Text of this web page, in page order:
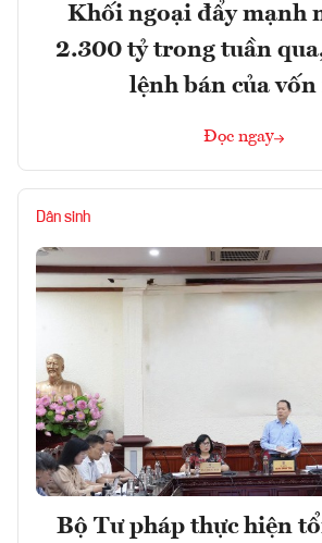
Khối ngoại đẩy mạnh
2.300 tỷ trong tuần
lệnh bán của
Đọc ngay
Dân sinh
Bộ Tư pháp thực hiện